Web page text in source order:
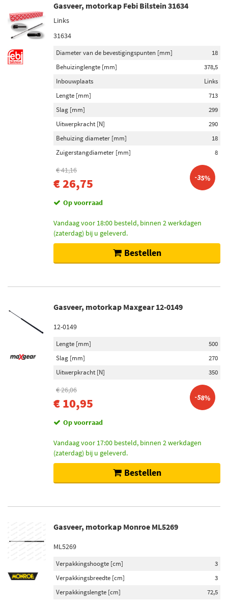
Gasveer, motorkap Febi Bilstein 31634
Links
31634
Diameter van de bevestigingspunten [mm]
18
Behuizinglengte [mm]
378,5
Inbouwplaats
Links
Lengte [mm]
713
Slag [mm]
299
Uitwerpkracht [N]
290
Behuizing diameter [mm]
18
Zuigerstangdiameter [mm]
8
€ 41,16
€ 26,75 -35%
Op voorraad
Vandaag voor 18:00 besteld, binnen 2 werkdagen
(zaterdag) bij u geleverd.
Bestellen
Gasveer, motorkap Maxgear 12-0149
12-0149
Lengte [mm]
500
Slag [mm]
270
Uitwerpkracht [N]
350
€ 26,06
€ 10,95 -58%
Op voorraad
Vandaag voor 17:00 besteld, binnen 2 werkdagen
(zaterdag) bij u geleverd.
Bestellen
Gasveer, motorkap Monroe ML5269
ML5269
Verpakkingshoogte [cm]
3
Verpakkingsbreedte [cm]
3
Verpakkingslengte [cm]
72,5